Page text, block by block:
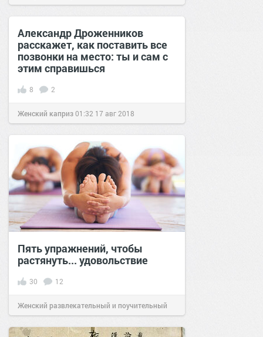
Александр Дроженников
расскажет, как поставить все
позвонки на место: ты и сам с
этим справишься
8 2
Женский каприз01:32 17 авг 2018
Пять упражнений, чтобы
растянуть... удовольствие
30 12
Женский развлекательный и поучительный
сайт.18:5613 янв 2023